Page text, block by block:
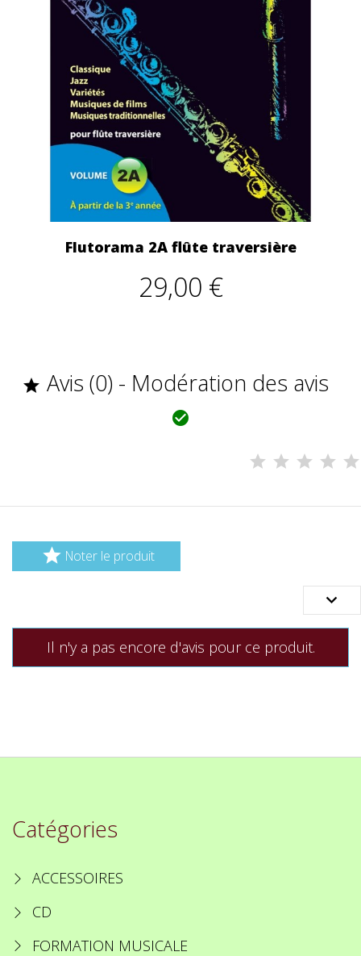
Flutorama 2A flûte traversière
29,00 €
 Avis (0) - Modération des avis

 Noter le produit

Il n'y a pas encore d'avis pour ce produit.
Catégories
ACCESSOIRES
CD
FORMATION MUSICALE